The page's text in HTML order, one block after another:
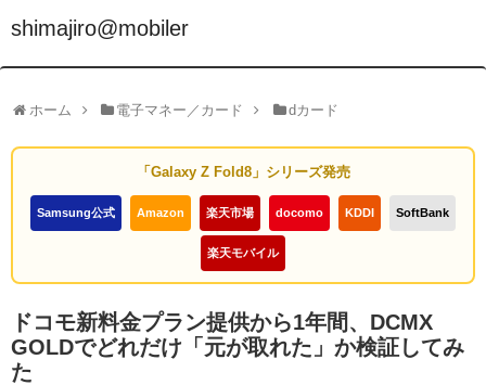
shimajiro@mobiler
ホーム 電子マネー／カード dカード
「Galaxy Z Fold8」シリーズ発売
Samsung公式 Amazon 楽天市場 docomo KDDI SoftBank
楽天モバイル
ドコモ新料金プラン提供から1年間、DCMX
GOLDでどれだけ「元が取れた」か検証してみ
た